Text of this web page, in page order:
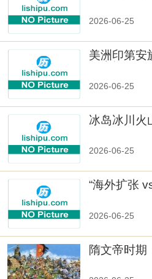
2026-06-25
美洲印第安
2026-06-25
冰岛冰川火
2026-06-25
“海外扩张
2026-06-25
隋文帝时期